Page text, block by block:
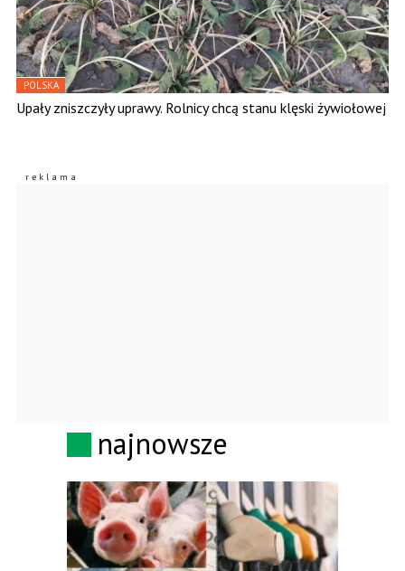
POLSKA
Upały zniszczyły uprawy. Rolnicy chcą stanu klęski żywiołowej
najnowsze